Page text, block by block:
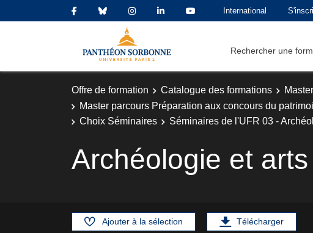
International
Rechercher une
Offre de formation Catalogue des formations Master
Master parcours Préparation aux concours du
Choix Séminaires
Séminaires de l'UFR 03 -
Archéologie et
Ajouter à la sélection Télécharger